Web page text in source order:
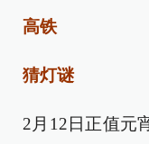
高铁
猜灯谜
2月12日正值元